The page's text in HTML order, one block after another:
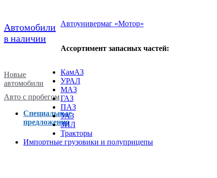
Автомобили
в наличии
Новые
автомобили
Авто с пробегом
Специальные
предложения
Автоунивермаг «Мотор»
Ассортимент запасных частей:
КамАЗ
УРАЛ
МАЗ
ГАЗ
ПАЗ
УАЗ
ЗИЛ
Тракторы
Импортные грузовики и полуприцепы